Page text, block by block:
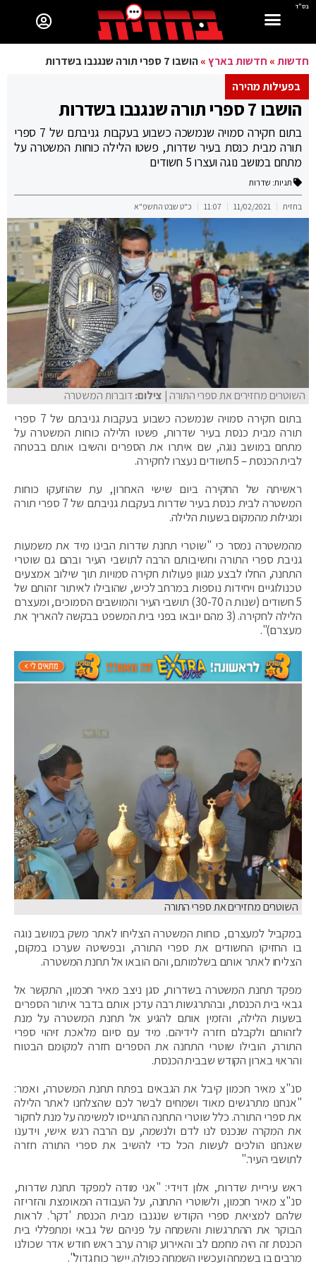
בס"ד
חדשות» חדשות בארץ»הושבו 7 ספרי תורה שנגנבו בשדרות
בפעילות מהירה
הושבו 7 ספרי תורה שנגנבו בשדרות
בתום חקירה סמויה שנמשכה כשבוע בעקבות גניבתם של 7 ספרי
תורה מבית כנסת בעיר שדרות, פשטו הלילה כוחות המשטרה על
מתחם במושב נוגה ועצרו 5 חשודים
תגיות: שדרות
בחזית 11/02/2021
11:07 כ"ט שבט התשפ"א
השוטרים מחזירים את ספרי התורה| צילום:דוברות המשטרה
בתום חקירה סמויה שנמשכה כשבוע בעקבות גניבתם של 7 ספרי
תורה מבית כנסת בעיר שדרות, פשטו הלילה כוחות המשטרה על
מתחם במושב נוגה, שם איתרו את הספרים והשיבו אותם בבטחה
לבית הכנסת – 5 חשודים נעצרו לחקירה.
ראשיתה של החקירה ביום שישי האחרון, עת שהוזעקו כוחות
המשטרה לבית כנסת בעיר שדרות בעקבות גניבתם של 7 ספרי תורה
ומגילות מהמקום בשעות הלילה.
מהמשטרה נמסר כי "שוטרי תחנת שדרות הבינו מיד את משמעות
גניבת ספרי התורה וחשיבותם הרבה לתושבי העיר ובהם גם שוטרי
התחנה, החלו לבצע מגוון פעולות חקירה סמויות תוך שילוב אמצעים
טכנולוגיים ויחידות נוספות במרחב לכיש, שהובילו לאיתור זהותם של
5 חשודים (שנות ה 30-70) תושבי העיר והמושבים הסמוכים, ומעצרם
הלילה לחקירה. (3 מהם יובאו בפני בית המשפט בבקשה להאריך את
מעצרם)".
השוטרים מחזירים את ספרי התורה
במקביל למעצרם, כוחות המשטרה הצליחו לאתר משק במושב נוגה
בו החזיקו החשודים את ספרי התורה, ובפשיטה שערכו במקום,
הצליחו לאתר אותם בשלמותם, והם הובאו אל תחנת המשטרה.
מפקד תחנת המשטרה בשדרות, סגן ניצב מאיר חכמון, התקשר אל
גבאי בית הכנסת, ובהתרגשות רבה עדכן אותם בדבר איתור הספרים
בשעות הלילה, והזמין אותם להגיע אל תחנת המשטרה על מנת
לזהותם ולקבלם חזרה לידיהם. מיד עם סיום מלאכת זיהוי ספרי
התורה, הובילו שוטרי התחנה את הספרים חזרה למקומם הבטוח
והראוי בארון הקודש שבבית הכנסת.
סנ"צ מאיר חכמון קיבל את הגבאים בפתח תחנת המשטרה, ואמר:
"אנחנו מתרגשים מאוד ושמחים לבשר לכם שהצלחנו לאתר הלילה
את ספרי התורה. כלל שוטרי התחנה התגייסו למשימה על מנת לחקור
את המקרה שנכנס לנו לדם ולנשמה, עם הרבה רגש אישי, וידענו
שאנחנו הולכים לעשות הכל כדי להשיב את ספרי התורה חזרה
לתושבי העיר."
ראש עיריית שדרות, אלון דוידי: "אני מודה למפקד תחנת שדרות,
סנ"צ מאיר חכמון, ולשוטרי התחנה, על העבודה המאומצת והזריזה
שלהם למציאת ספרי הקודש שנגנבו מבית הכנסת 'דקר'. לראות
הבוקר את ההתרגשות והשמחה על פניהם של גבאי ומתפללי בית
הכנסת זה היה מחמם לב והאירוע קורה ערב ראש חודש אדר שכולנו
מרבים בו בשמחה ועכשיו השמחה כפולה. יישר כוח גדול".